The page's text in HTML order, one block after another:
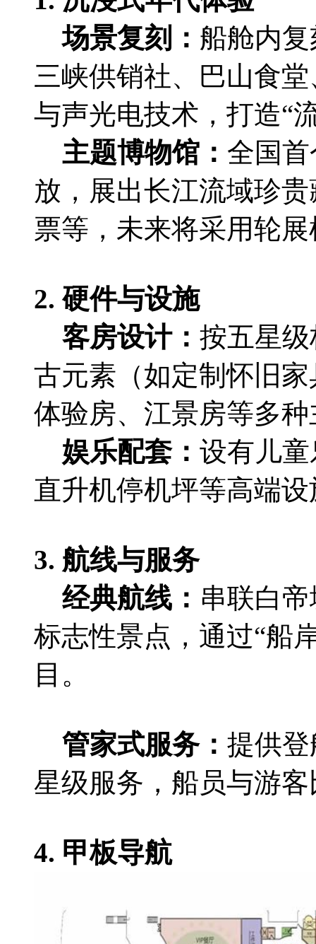
‌场景复刻‌： 船舱内
三峡供销社、巴山食
与声光电技术，打造“
‌主题博物馆‌： 全国
放，展出长江流域珍
票等，未来将采用轮
2. ‌硬件与设施‌
‌客房设计‌： 按五星
古元素（如定制怀旧
体验房、江景房等多
‌娱乐配套‌： 设有儿童
直升机停机坪等高端
3. ‌航线与服务‌
‌经典航线‌： 串联白
标志性景点，通过“船
目。
‌管家式服务‌： 提供
星级服务，船员与游
4. ‌甲板导航